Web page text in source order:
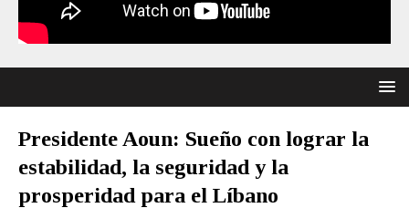
Presidente Aoun: Sueño con lograr la
estabilidad, la seguridad y la
prosperidad para el Líbano